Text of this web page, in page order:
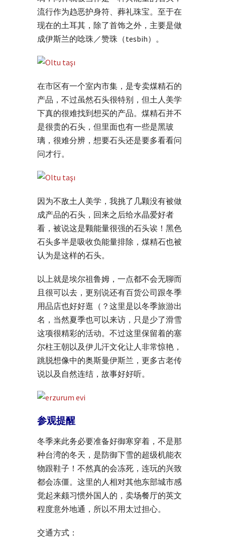
流行作为趋恶护身符、葬礼珠宝。至于在
现在的土耳其，除了首饰之外，主要是做
成伊斯兰的唸珠／赞珠（tesbih）。
在市区有一个室内市集，是专卖煤精石的
产品，不过虽然石头很特别，但土人美学
下真的很难找到想买的产品。煤精石并不
是很贵的石头，但里面也有一些是黑玻
璃，很难分辨，想要石头还是要多看看问
问才行。
因为不敌土人美学，我挑了几颗没有被做
成产品的石头，回来之后给水晶爱好者
看，被说这是颗能量很强的石头诶！黑色
石头多半是吸收负能量排除，煤精石也被
认为是这样的石头。
以上就是埃尔祖鲁姆，一点都不会无聊而
且很可以去，更别说还有百货公司跟冬季
用品店也好好逛（？这里是以冬季旅游出
名，当然夏季也可以来访，只是少了滑雪
这项很精彩的活动。不过这里保留着的塞
尔柱王朝以及伊儿汗文化让人非常惊艳，
跳脱想像中的奥斯曼伊斯兰，更多古老传
说以及自然连结，故事好好听。
参观提醒
冬季来此务必要准备好御寒穿着，不是那
种台湾的冬天，是防御下雪的超级机能衣
物跟鞋子！不然真的会冻死，连玩的兴致
都会冻僵。这里的人相对其他东部城市感
觉起来颇习惯外国人的，卖场餐厅的英文
程度意外地通，所以不用太过担心。
交通方式：